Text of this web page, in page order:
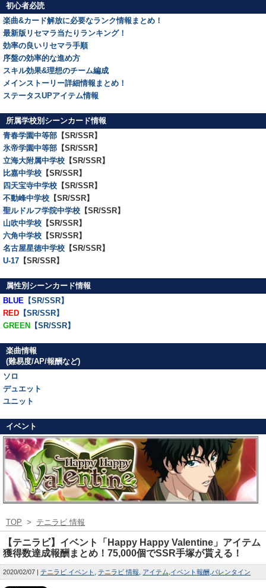
初心者必読
楽曲&カード解放に必要なランク情報まとめ！
最新版リセマラ当たりランキング！
効率の良いリセマラ手順
序盤の効率的な進め方
スキル効果&理想のチーム編成
メインストーリー詳細情報まとめ！
ステータスUPアイテム情報
所属学校別シーンカード情報
青春学園中等部 【SR/SSR】
氷帝学園中等部 【SR/SSR】
立海大附属中学校 【SR/SSR】
比嘉中学校 【SR/SSR】
四天宝寺中学校 【SR/SSR】
不動峰中学校 【SR/SSR】
聖ルドルフ学院中学校 【SR/SSR】
山吹中学校 【SR/SSR】
六角中学校 【SR/SSR】
名古屋星徳中学校 【SR/SSR】
U-17 【SR/SSR】
属性別シーンカード情報
BLUE 【SR/SSR】
RED 【SR/SSR】
GREEN 【SR/SSR】
楽曲情報
(難易度/AP/報酬など)
ソロ
デュエット
ユニット
イベント
TOP > テニラビ 情報
【テニラビ】イベント「Happy Happy Valentine」アイテム
獲得数達成報酬まとめ！75,000個でSSR手塚が貰える！
2020/02/07 テニラビ イベント テニラビ 情報 アイテム イベント報酬 バレンタイン